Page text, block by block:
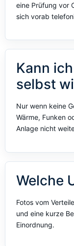
eine Prüfung vor
sich vorab
Kann
selbst
Nur wenn keine
Wärme, Funken
Anlage nicht
Welche
Fotos vom
und eine kurze
Einordnung.